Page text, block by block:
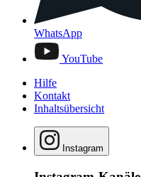
WhatsApp
YouTube
Hilfe
Kontakt
Inhaltsübersicht
Instagram